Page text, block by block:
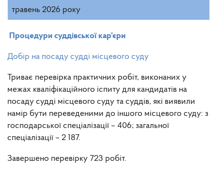
травень 2026 року
Процедури суддівської кар’єри
Добір на посаду судді місцевого суду
Триває перевірка практичних робіт, виконаних у
межах кваліфікаційного іспиту для кандидатів на
посаду судді місцевого суду та суддів, які виявили
намір бути переведеними до іншого місцевого суду: з
господарської спеціалізації – 406; загальної
спеціалізації – 2 187.
Завершено перевірку 723 робіт.